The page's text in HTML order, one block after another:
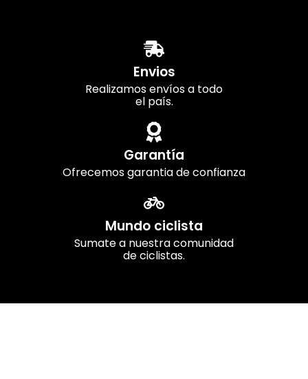
Envios
Realizamos envíos a todo
el país.
Garantía
Ofrecemos garantia de confianza
Mundo ciclista
Sumate a nuestra comunidad
de ciclistas.